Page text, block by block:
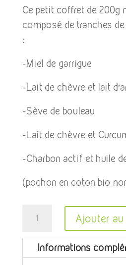
Ce petit coffret de 200g
composé de tranches
:
-Miel de garrigue
-Lait de chèvre et lait
-Sève de bouleau
-Lait de chèvre et
-Charbon actif et huile
(pochon en coton bio
Coffrets
savons
Ajouter au
Informations